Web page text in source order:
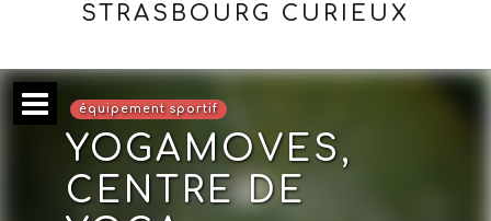
STRASBOURG CURIEUX
équipement sportif
YOGAMOVES,
CENTRE DE